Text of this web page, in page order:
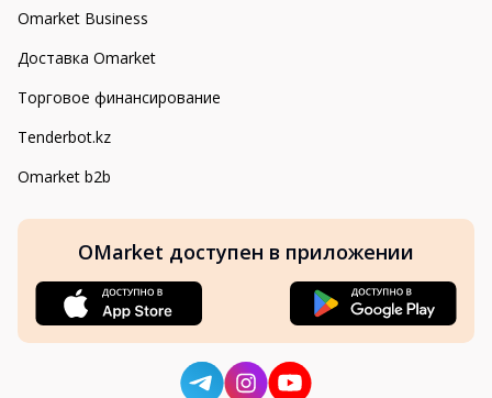
Omarket Business
Доставка Omarket
Торговое финансирование
Tenderbot.kz
Omarket b2b
OMarket доступен в приложении